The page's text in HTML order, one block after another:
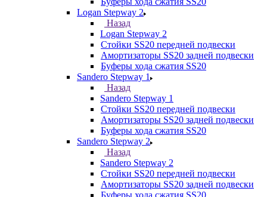
Logan Stepway 2
Назад
Logan Stepway 2
Стойки SS20 передней подвески
Амортизаторы SS20 задней подвески
Буферы хода сжатия SS20
Sandero Stepway 1
Назад
Sandero Stepway 1
Стойки SS20 передней подвески
Амортизаторы SS20 задней подвески
Буферы хода сжатия SS20
Sandero Stepway 2
Назад
Sandero Stepway 2
Стойки SS20 передней подвески
Амортизаторы SS20 задней подвески
Буферы хода сжатия SS20